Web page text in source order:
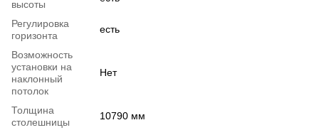
высоты
Регулировка
горизонта
есть
Возможность
установки на
наклонный
потолок
Нет
Толщина
столешницы
10790 мм